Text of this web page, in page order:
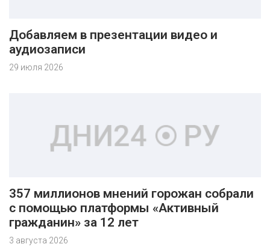
Добавляем в презентации видео и
аудиозаписи
29 июля 2026
357 миллионов мнений горожан собрали
с помощью платформы «Активный
гражданин» за 12 лет
3 августа 2026